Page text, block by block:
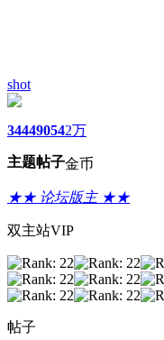
shot
3444
主题
9054
帖子
2万
金币
★★ 论坛版主 ★★
双主站VIP
帖子